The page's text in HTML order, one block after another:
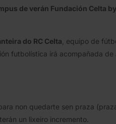
de verán Fundación Celta
do RC Celta , equipo de
futbolística irá acompañada
non quedarte sen praza
un lixeiro incremento.